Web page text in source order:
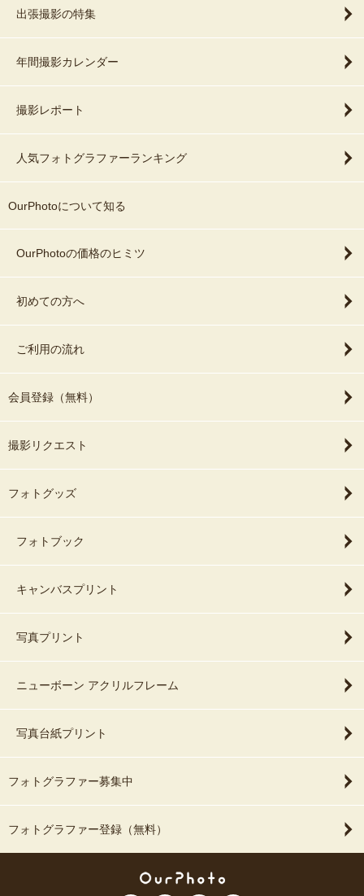
出張撮影の特集
年間撮影カレンダー
撮影レポート
人気フォトグラファーランキング
OurPhotoについて知る
OurPhotoの価格のヒミツ
初めての方へ
ご利用の流れ
会員登録（無料）
撮影リクエスト
フォトグッズ
フォトブック
キャンバスプリント
写真プリント
ニューボーン アクリルフレーム
写真台紙プリント
フォトグラファー募集中
フォトグラファー登録（無料）